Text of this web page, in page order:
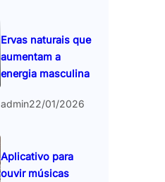
Ervas naturais que
aumentam a
energia masculina
admin22/01/2026
Aplicativo para
ouvir músicas